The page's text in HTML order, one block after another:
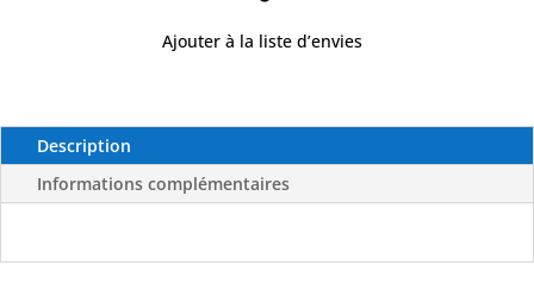
Ajouter à la liste d’envies
Description
Informations complémentaires